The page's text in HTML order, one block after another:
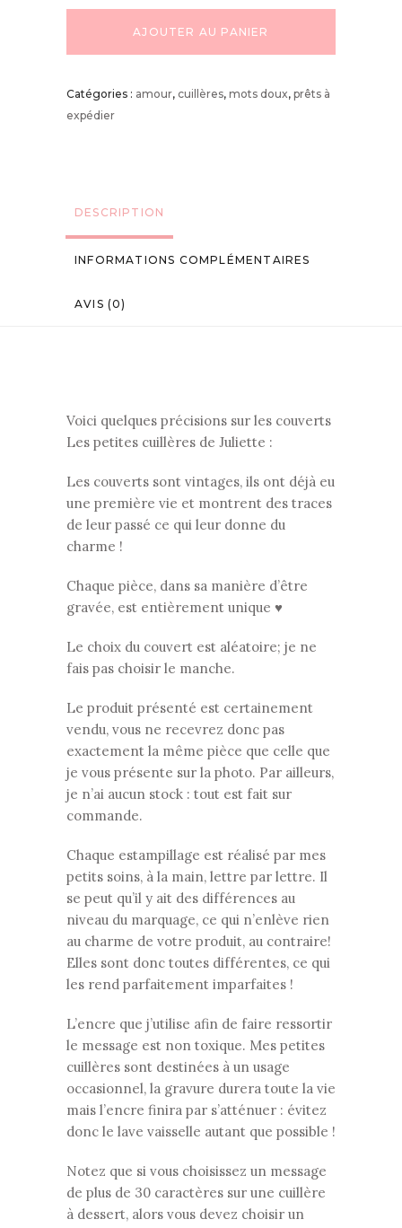
AJOUTER AU PANIER
Catégories : amour, cuillères, mots doux, prêts à
expédier
DESCRIPTION
INFORMATIONS COMPLÉMENTAIRES
AVIS (0)
Voici quelques précisions sur les couverts
Les petites cuillères de Juliette :
Les couverts sont vintages, ils ont déjà eu
une première vie et montrent des traces
de leur passé ce qui leur donne du
charme !
Chaque pièce, dans sa manière d’être
gravée, est entièrement unique ♥
Le choix du couvert est aléatoire; je ne
fais pas choisir le manche.
Le produit présenté est certainement
vendu, vous ne recevrez donc pas
exactement la même pièce que celle que
je vous présente sur la photo. Par ailleurs,
je n’ai aucun stock : tout est fait sur
commande.
Chaque estampillage est réalisé par mes
petits soins, à la main, lettre par lettre. Il
se peut qu’il y ait des différences au
niveau du marquage, ce qui n’enlève rien
au charme de votre produit, au contraire!
Elles sont donc toutes différentes, ce qui
les rend parfaitement imparfaites !
L’encre que j’utilise afin de faire ressortir
le message est non toxique. Mes petites
cuillères sont destinées à un usage
occasionnel, la gravure durera toute la vie
mais l’encre finira par s’atténuer : évitez
donc le lave vaisselle autant que possible !
Notez que si vous choisissez un message
de plus de 30 caractères sur une cuillère
à dessert, alors vous devez choisir un